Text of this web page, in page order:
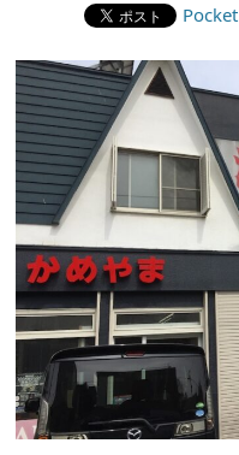
Pocket